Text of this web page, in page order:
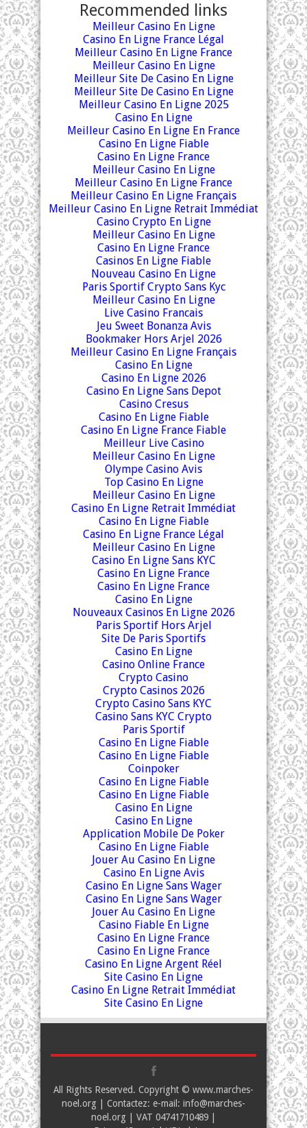
Recommended links
Meilleur Casino En Ligne
Casino En Ligne France Légal
Meilleur Casino En Ligne France
Meilleur Casino En Ligne
Meilleur Site De Casino En Ligne
Meilleur Site De Casino En Ligne
Meilleur Casino En Ligne 2025
Casino En Ligne
Meilleur Casino En Ligne En France
Casino En Ligne Fiable
Casino En Ligne France
Meilleur Casino En Ligne
Meilleur Casino En Ligne France
Meilleur Casino En Ligne Français
Meilleur Casino En Ligne Retrait Immédiat
Casino Crypto En Ligne
Meilleur Casino En Ligne
Casino En Ligne France
Casinos En Ligne Fiable
Nouveau Casino En Ligne
Paris Sportif Crypto Sans Kyc
Meilleur Casino En Ligne
Live Casino Francais
Jeu Sweet Bonanza Avis
Bookmaker Hors Arjel 2026
Meilleur Casino En Ligne Français
Casino En Ligne
Casino En Ligne 2026
Casino En Ligne Sans Depot
Casino Cresus
Casino En Ligne Fiable
Casino En Ligne France Fiable
Meilleur Live Casino
Meilleur Casino En Ligne
Olympe Casino Avis
Top Casino En Ligne
Meilleur Casino En Ligne
Casino En Ligne Retrait Immédiat
Casino En Ligne Fiable
Casino En Ligne France Légal
Meilleur Casino En Ligne
Casino En Ligne Sans KYC
Casino En Ligne France
Casino En Ligne France
Casino En Ligne
Nouveaux Casinos En Ligne 2026
Paris Sportif Hors Arjel
Site De Paris Sportifs
Casino En Ligne
Casino Online France
Crypto Casino
Crypto Casinos 2026
Crypto Casino Sans KYC
Casino Sans KYC Crypto
Paris Sportif
Casino En Ligne Fiable
Casino En Ligne Fiable
Coinpoker
Casino En Ligne Fiable
Casino En Ligne Fiable
Casino En Ligne
Casino En Ligne
Application Mobile De Poker
Casino En Ligne Fiable
Jouer Au Casino En Ligne
Casino En Ligne Avis
Casino En Ligne Sans Wager
Casino En Ligne Sans Wager
Jouer Au Casino En Ligne
Casino Fiable En Ligne
Casino En Ligne France
Casino En Ligne France
Casino En Ligne Argent Réel
Site Casino En Ligne
Casino En Ligne Retrait Immédiat
Site Casino En Ligne
All Rights Reserved. Copyright © www.marches-
noel.org | Contactez: e-mail: info@marches-
noel.org | VAT 04741710489 |